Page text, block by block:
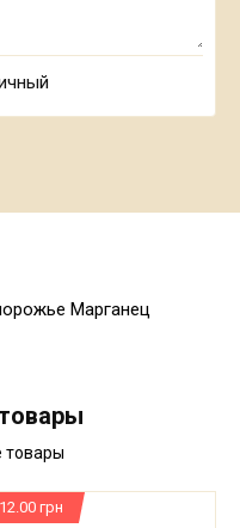
Марганец
товары
грн